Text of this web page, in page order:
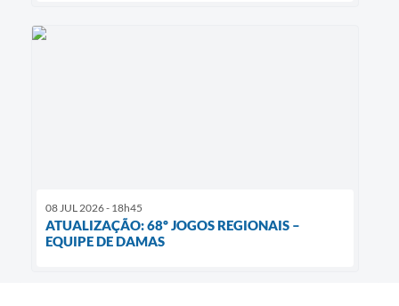
08 JUL 2026 - 18h45
ATUALIZAÇÃO: 68º JOGOS REGIONAIS –
EQUIPE DE DAMAS